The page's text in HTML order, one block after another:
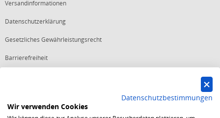
Versandinformationen
Datenschutzerklärung
Gesetzliches Gewährleistungsrecht
Barrierefreiheit
Starker Service
Datenschutzbestimmungen
Wir verwenden Cookies